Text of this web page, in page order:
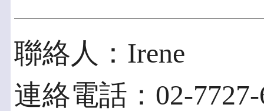
聯絡人：Irene
連絡電話：02-7727-